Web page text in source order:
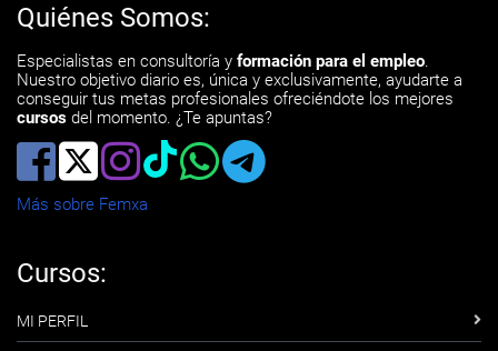
Quiénes Somos:
Especialistas en consultoría y formación para el empleo.
Nuestro objetivo diario es, única y exclusivamente, ayudarte a
conseguir tus metas profesionales ofreciéndote los mejores
cursos del momento. ¿Te apuntas?
Más sobre Femxa
Cursos:
MI PERFIL